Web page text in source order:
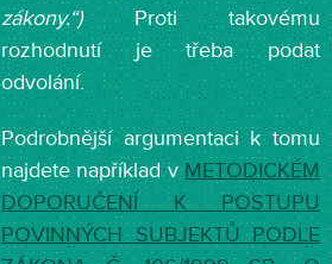
zákony.“)Proti takovému
rozhodnutí je třeba podat
odvolání.
Podrobnější argumentaci k tomu
najdete například vMETODICKÉM
DOPORUČENÍ K POSTUPU
POVINNÝCH SUBJEKTŮ PODLE